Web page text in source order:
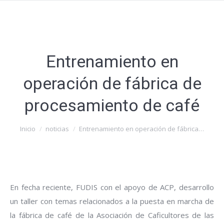
Entrenamiento en
operación de fábrica de
procesamiento de café
Estás aquí:
Inicio noticias Entrenamiento en operación de fábrica…
En fecha reciente, FUDIS con el apoyo de ACP, desarrollo
un taller con temas relacionados a la puesta en marcha de
la fábrica de café de la Asociación de Caficultores de las